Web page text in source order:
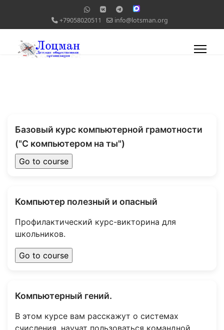
+79058020511 info@lotsman.org
Базовый курс компьютерной грамотности
("С компьютером на ты")
Компьютер полезный и опасный
Профилактический курс-викторина для
школьников.
Компьютерный гений.
В этом курсе вам расскажут о системах
счисления, научат пользоваться командной